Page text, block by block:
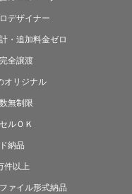
デザイナー
・追加料金ゼロ
全譲渡
オリジナル
無制限
ルＯＫ
納品
件以上
ァイル形式納品